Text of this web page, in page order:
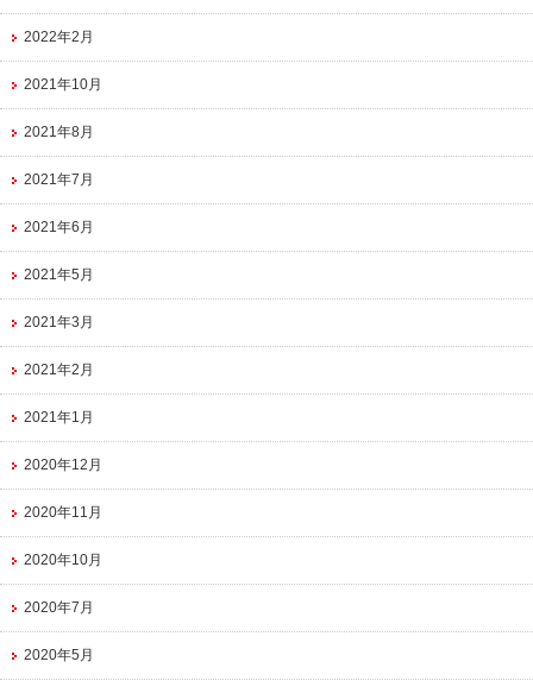
2022年2月
2021年10月
2021年8月
2021年7月
2021年6月
2021年5月
2021年3月
2021年2月
2021年1月
2020年12月
2020年11月
2020年10月
2020年7月
2020年5月